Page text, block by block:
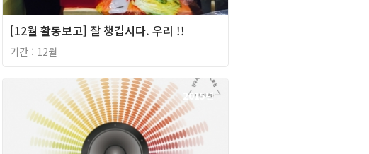
[12월 활동보고] 잘 챙깁시다. 우리 !!
기간 : 12월
2015년